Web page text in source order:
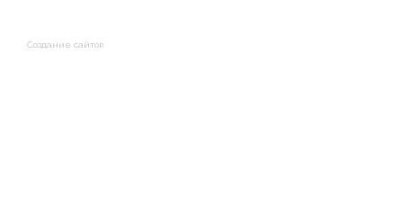
Создание сайтов